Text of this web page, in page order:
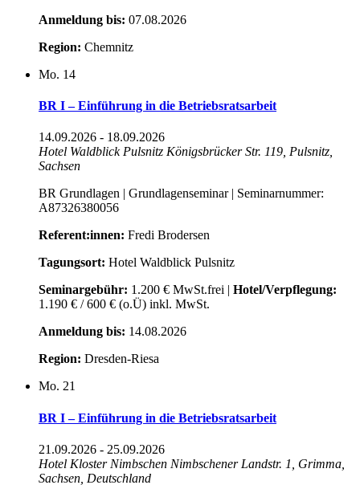
Anmeldung bis: 07.08.2026
Region: Chemnitz
Mo. 14
BR I – Einführung in die Betriebsratsarbeit
14.09.2026 - 18.09.2026
Hotel Waldblick Pulsnitz Königsbrücker Str. 119, Pulsnitz,
Sachsen
BR Grundlagen | Grundlagenseminar | Seminarnummer:
A87326380056
Referent:innen: Fredi Brodersen
Tagungsort: Hotel Waldblick Pulsnitz
Seminargebühr: 1.200 € MwSt.frei | Hotel/Verpflegung:
1.190 € / 600 € (o.Ü) inkl. MwSt.
Anmeldung bis: 14.08.2026
Region: Dresden-Riesa
Mo. 21
BR I – Einführung in die Betriebsratsarbeit
21.09.2026 - 25.09.2026
Hotel Kloster Nimbschen Nimbschener Landstr. 1, Grimma,
Sachsen, Deutschland